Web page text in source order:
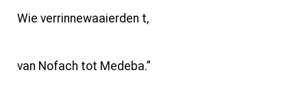
Wie verrinnewaaierden t,
van Nofach tot Medeba.”